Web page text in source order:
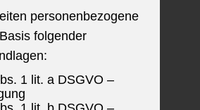
personenbezogene
folgender
1 lit. a DSGVO –